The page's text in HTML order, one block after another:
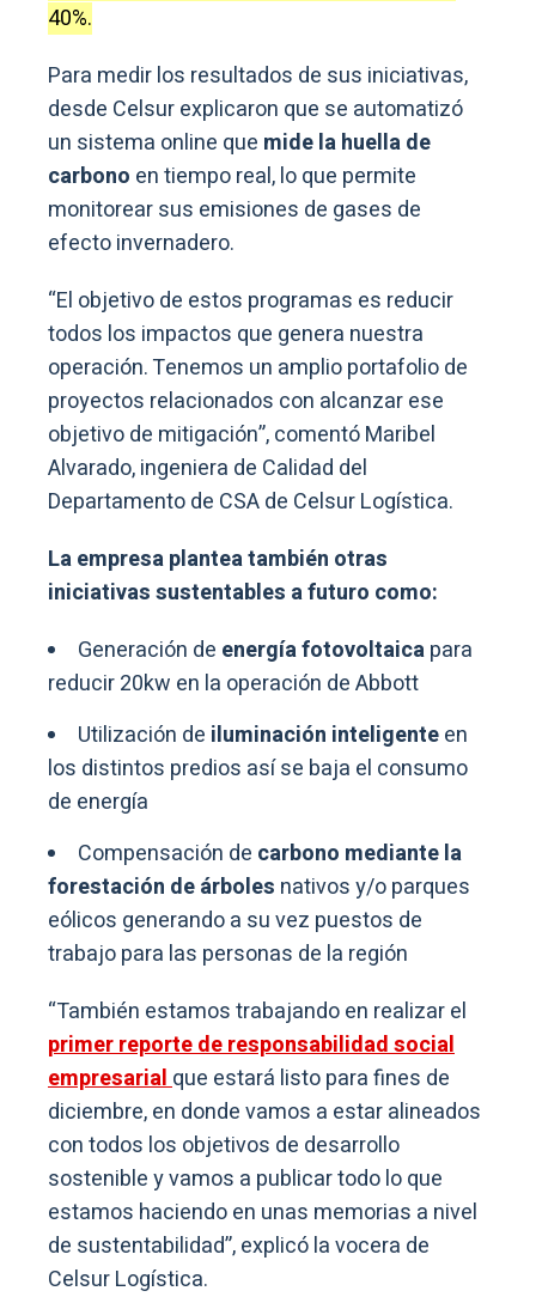
40%.
Para medir los resultados de sus iniciativas,
desde Celsur explicaron que se automatizó
un sistema online que mide la huella de
carbono en tiempo real, lo que permite
monitorear sus emisiones de gases de
efecto invernadero.
“El objetivo de estos programas es reducir
todos los impactos que genera nuestra
operación. Tenemos un amplio portafolio de
proyectos relacionados con alcanzar ese
objetivo de mitigación”, comentó Maribel
Alvarado, ingeniera de Calidad del
Departamento de CSA de Celsur Logística.
La empresa plantea también otras
iniciativas sustentables a futuro como:
Generación de energía fotovoltaicapara
reducir 20kw en la operación de Abbott
Utilización de iluminación inteligenteen
los distintos predios así se baja el consumo
de energía
Compensación de carbono mediante la
forestación de árboles nativos y/o parques
eólicos generando a su vez puestos de
trabajo para las personas de la región
“También estamos trabajando en realizar el
primer reporte de responsabilidad social
empresarialque estará listo para fines de
diciembre, en donde vamos a estar alineados
con todos los objetivos de desarrollo
sostenible y vamos a publicar todo lo que
estamos haciendo en unas memorias a nivel
de sustentabilidad”, explicó la vocera de
Celsur Logística.